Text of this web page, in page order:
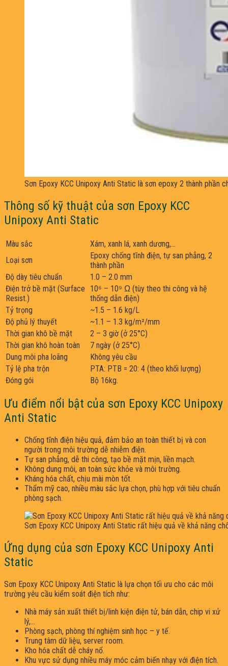
Sơn Epoxy KCC Unipoxy Anti Static là sơn epoxy 2 thành phần
Thông số kỹ thuật của sơn Epoxy KCC
Unipoxy Anti Static
Màu sắc
Xám, xanh lá, xanh dương,…
Loại sơn
Epoxy chống tĩnh điện, tự san phẳng, 2
thành phần
Độ dày tiêu chuẩn
1.0 – 2.0 mm
Điện trở bề mặt (Surface
Resist.)
10⁶ – 10⁹ Ω (tùy theo thi công và hệ
thống dẫn điện)
Tỷ trọng
~1.5 – 1.6 kg/L
Độ phủ lý thuyết
~1.1 – 1.3 kg/m²/mm
Thời gian khô bề mặt
2 – 3 giờ (ở 25°C)
Thời gian khô hoàn toàn
7 ngày (ở 25°C)
Dung môi pha loãng
Không yêu cầu
Tỷ lệ pha trộn
PTA: PTB = 20: 4 (theo khối lượng)
Đóng gói
Bộ 16kg.
Ưu điểm nổi bật của sơn Epoxy KCC Unipoxy
Anti Static
Chống tĩnh điện hiệu quả, đảm bảo an toàn thiết bị và con
người trong môi trường dễ nhiễm điện.
Tự san phẳng, dễ thi công, tạo bề mặt mịn, liền mạch.
Không dung môi, an toàn sức khỏe và môi trường.
Kháng hóa chất, chịu mài mòn tốt.
Thẩm mỹ cao, nhiều màu sắc lựa chọn, phù hợp với tiêu chuẩn
phòng sạch.
Sơn Epoxy KCC Unipoxy Anti Static rất hiệu quả về khả năng
Ứng dụng của sơn Epoxy KCC Unipoxy Anti
Static
Sơn Epoxy KCC Unipoxy Anti Static là lựa chọn tối ưu cho các môi
trường yêu cầu kiểm soát điện tích như:
Nhà máy sản xuất thiết bị/linh kiện điện tử, bán dẫn, chip vi xử
lý,…
Phòng sạch, phòng thí nghiệm sinh học – y tế.
Trung tâm dữ liệu, server room.
Kho hóa chất dễ cháy nổ.
Khu vực sử dụng nhiều máy móc cảm biến nhạy với điện tích.